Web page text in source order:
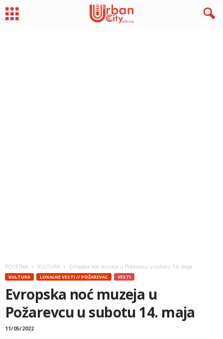
POČETNA KULTURA Evropska noć muzeja u Požarevcu u subotu 14. maja
KULTURA LOKALNE VESTI // POŽAREVAC VESTI
Evropska noć muzeja u
Požarevcu u subotu 14. maja
11/05/2022